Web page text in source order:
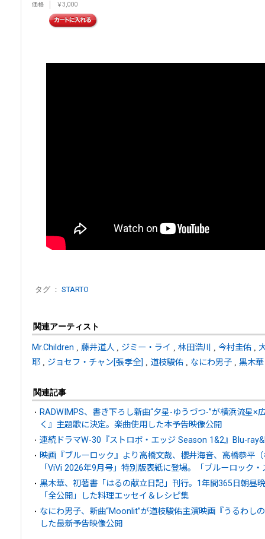
価格
￥3,000
タグ ： STARTO
関連アーティスト
Mr.Children , 藤井道人 , ジミー・ライ , 林田浩川 , 今村圭佑 ,
耶 , ジョセフ・チャン[張孝全] , 道枝駿佑 , なにわ男子 , 黒木華
関連記事
RADWIMPS、書き下ろし新曲“夕星-ゆうづつ-”が横浜流星×
く』主題歌に決定。楽曲使用した本予告映像公開
連続ドラマW-30『ストロボ・エッジ Season 1&2』Blu-
映画『ブルーロック』より高橋文哉、櫻井海音、高橋恭平
「ViVi 2026年9月号」特別版表紙に登場。「ブルーロック
黒木華、初著書「はるの献立日記」刊行。1年間365日朝昼
「全公開」した料理エッセイ＆レシピ集
なにわ男子、新曲“Moonlit”が道枝駿佑主演映画『うるわし
した最新予告映像公開